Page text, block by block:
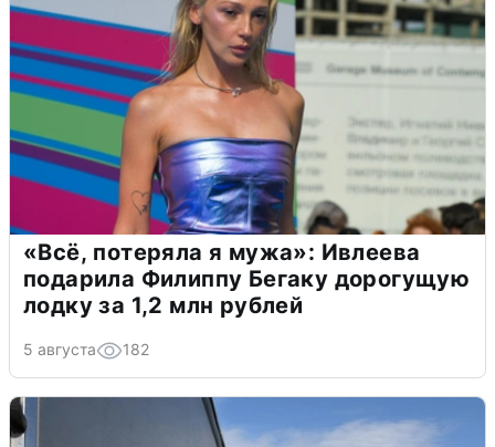
«Всё, потеряла я мужа»: Ивлеева
подарила Филиппу Бегаку дорогущую
лодку за 1,2 млн рублей
5 августа 182